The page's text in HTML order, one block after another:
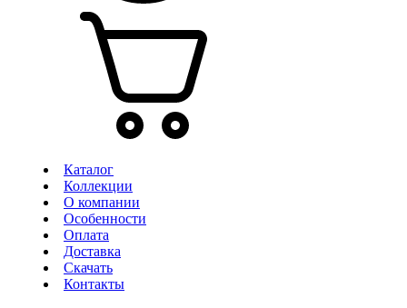
Каталог
Коллекции
О компании
Особенности
Оплата
Доставка
Скачать
Контакты